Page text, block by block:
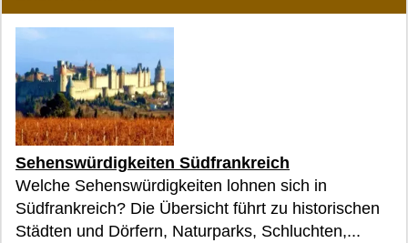
Sehenswürdigkeiten Südfrankreich
Welche Sehenswürdigkeiten lohnen sich in
Südfrankreich? Die Übersicht führt zu historischen
Städten und Dörfern, Naturparks, Schluchten,...